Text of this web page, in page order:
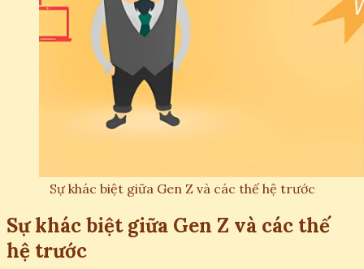
Sự khác biệt giữa Gen Z và các thế hệ trước
Sự khác biệt giữa Gen Z và các thế
hệ trước